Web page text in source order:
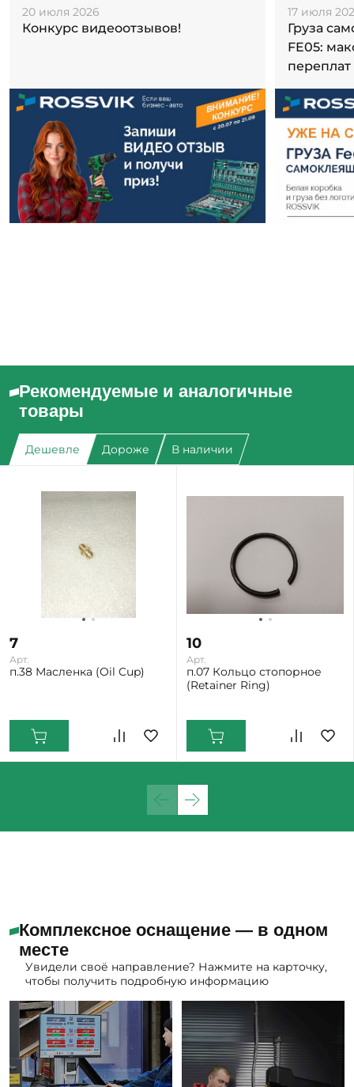
20 июля 2026
Конкурс видеоотзывов!
17 июля
Груза
FE05:
переплат
Рекомендуемые и аналогичные
товары
Дешевле Дороже В наличии
7
Арт.
п.38 Масленка (Oil Cup)
10
Арт.
п.07 Кольцо стопорное
(Retainer Ring)
Комплексное оснащение — в одном
месте
Увидели своё направление? Нажмите на карточку,
чтобы получить подробную информацию